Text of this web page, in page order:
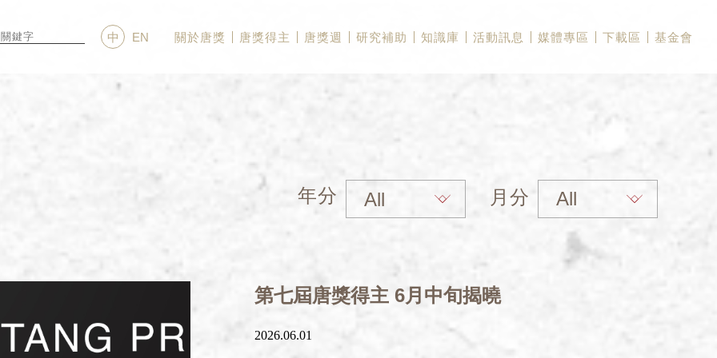
中 EN 關於唐獎 唐獎得主 唐獎週 研究補助 知識庫 活動訊息 媒體專區 下載區 基金會
年分 月分
第七屆唐獎得主 6月中旬揭曉
2026.06.01